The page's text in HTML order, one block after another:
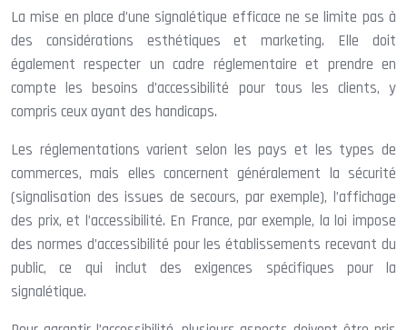
La mise en place d’une signalétique efficace ne se limite pas à
des considérations esthétiques et marketing. Elle doit
également respecter un cadre réglementaire et prendre en
compte les besoins d’accessibilité pour tous les clients, y
compris ceux ayant des handicaps.
Les réglementations varient selon les pays et les types de
commerces, mais elles concernent généralement la sécurité
(signalisation des issues de secours, par exemple), l’affichage
des prix, et l’accessibilité. En France, par exemple, la loi impose
des normes d’accessibilité pour les établissements recevant du
public, ce qui inclut des exigences spécifiques pour la
signalétique.